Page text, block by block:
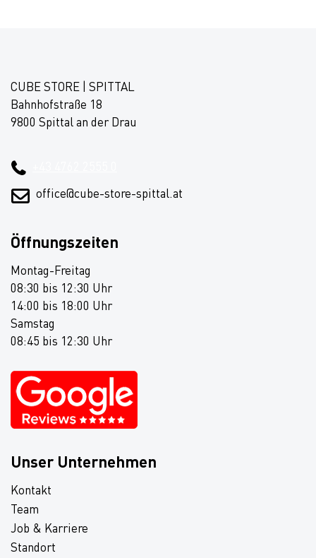
CUBE STORE | SPITTAL
Bahnhofstraße 18
9800 Spittal an der Drau
office@cube-store-spittal.at
Öffnungszeiten
Montag-Freitag
08:30 bis 12:30 Uhr
14:00 bis 18:00 Uhr
Samstag
08:45 bis 12:30 Uhr
Unser Unternehmen
Kontakt
Team
Job & Karriere
Standort